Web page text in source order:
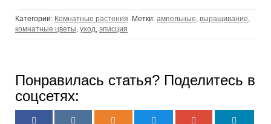
Категории: Комнатные растения Метки: ампельные выращивание
комнатные цветы уход эписция
Понравилась статья? Поделитесь в
соцсетях: